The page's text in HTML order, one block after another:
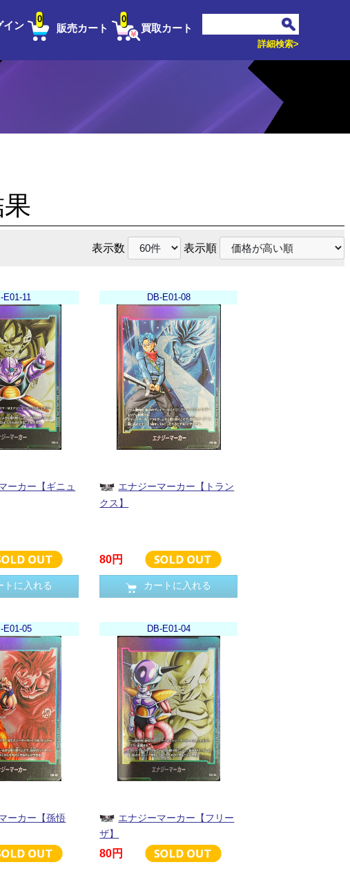
イン 販売カート
0
買取カート
0
詳細検索>
表示数 表示順
E01-11
ーカー【ギニュ
トに入れる
DB-E01-08
エナジーマーカー【トラン
クス】
80円
カートに入れる
E01-05
ーカー【孫悟
DB-E01-04
エナジーマーカー【フリー
ザ】
80円